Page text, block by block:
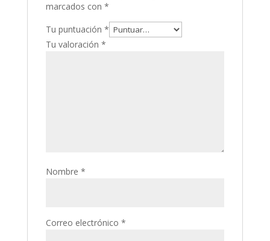
marcados con *
Tu puntuación *
Tu valoración *
Nombre *
Correo electrónico *